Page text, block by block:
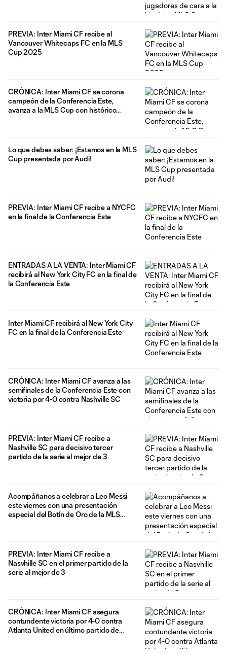
PREVIA: Inter Miami CF recibe al
Vancouver Whitecaps FC en la MLS
Cup 2025
CRÓNICA: Inter Miami CF se corona
campeón de la Conferencia Este,
avanza a la MLS Cup con histórico
Lo que debes saber: ¡Estamos en la MLS
Cup presentada por Audi!
PREVIA: Inter Miami CF recibe a NYCFC
en la final de la Conferencia Este
ENTRADAS A LA VENTA: Inter Miami CF
recibirá al New York City FC en la final de
la Conferencia Este
Inter Miami CF recibirá al New York City
FC en la final de la Conferencia Este
CRÓNICA: Inter Miami CF avanza a las
semifinales de la Conferencia Este con
victoria por 4-0 contra Nashville SC
PREVIA: Inter Miami CF recibe a
Nashville SC para decisivo tercer
partido de la serie al mejor de 3
Acompáñanos a celebrar a Leo Messi
este viernes con una presentación
especial del Botín de Oro de la MLS
PREVIA: Inter Miami CF recibe a
Nasvhille SC en el primer partido de la
serie al mejor de 3
CRÓNICA: Inter Miami CF asegura
contundente victoria por 4-0 contra
Atlanta United en último partido de